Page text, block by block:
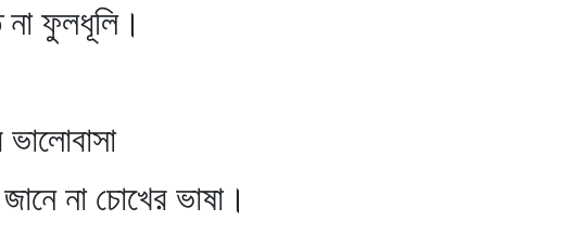
না ফুলধূলি।
না চোখের ভাষা।